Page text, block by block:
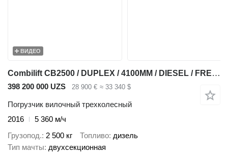
ВИДЕО
Combilift CB2500 / DUPLEX / 4100MM / DIESEL / FREE LIFT / FORK POSITIONER
398 200 000 UZS 28 900 € ≈ 33 340 $
Погрузчик вилочный трехколесный
2016
5 360 м/ч
Грузопод. 2 500 кг Топливо дизель
Тип мачты двухсекционная